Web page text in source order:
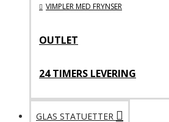
VIMPLER MED FRYNSER
OUTLET
24 TIMERS LEVERING
GLAS STATUETTER